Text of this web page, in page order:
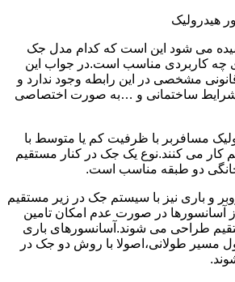
هیدرولیک
می شود این است که کدام مدل جک
چه کاربردی مناسب است.در جواب این
مشخصی در این رابطه وجود ندارد و
شرایط ساختمانی و …به صورت اختصاصی
مسافربر با ظرفیت کم یا متوسط با
کار می کنند.نوع یک جک در کنار مستقیم
دو طبقه مناسب است.
و باری نیز با سیستم جک در زیر مستقیم
آسانسورها در صورت عدم امکان تامین
طراحی می شوند.آسانسورهای باری
مسیر طولانی،اصولا با روش دو جک در